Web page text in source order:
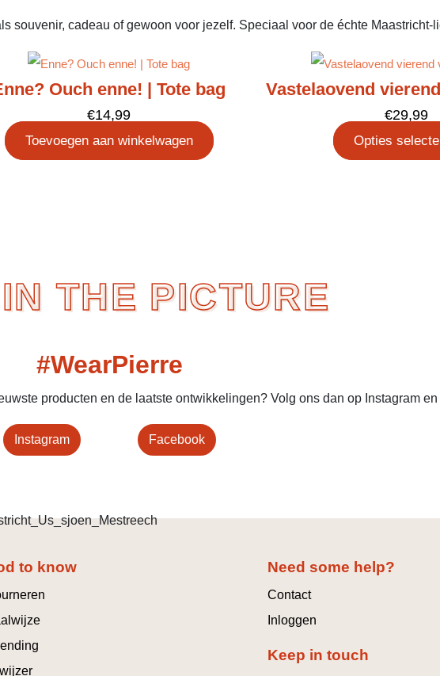
souvenir, cadeau of gewoon voor jezelf. Speciaal voor de échte Maastricht-
Ouch enne! | Tote bag
€14,99
Toevoegen aan winkelwagen
Vastelaovend
€29,99
Opties
THE PICTURE
#WearPierre
producten en de laatste ontwikkelingen? Volg ons dan op Instagram
Instagram Facebook
to know Need some help?
Contact
Inloggen
Keep in touch